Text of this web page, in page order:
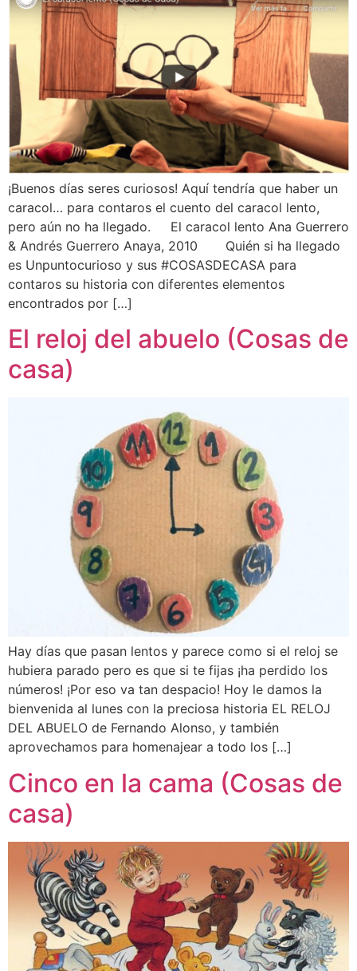
¡Buenos días seres curiosos! Aquí tendría que haber un
caracol… para contaros el cuento del caracol lento,
pero aún no ha llegado. El caracol lento Ana Guerrero
& Andrés Guerrero Anaya, 2010 Quién si ha llegado
es Unpuntocurioso y sus #COSASDECASA para
contaros su historia con diferentes elementos
encontrados por […]
El reloj del abuelo (Cosas de
casa)
Hay días que pasan lentos y parece como si el reloj se
hubiera parado pero es que si te fijas ¡ha perdido los
números! ¡Por eso va tan despacio! Hoy le damos la
bienvenida al lunes con la preciosa historia EL RELOJ
DEL ABUELO de Fernando Alonso, y también
aprovechamos para homenajear a todo los […]
Cinco en la cama (Cosas de
casa)